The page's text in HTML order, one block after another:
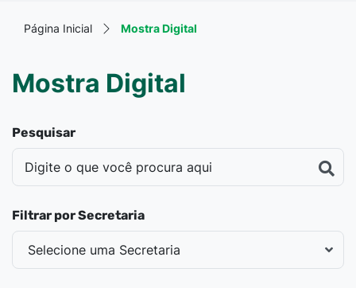
Página Inicial Mostra Digital
Mostra Digital
Pesquisar
Filtrar por Secretaria